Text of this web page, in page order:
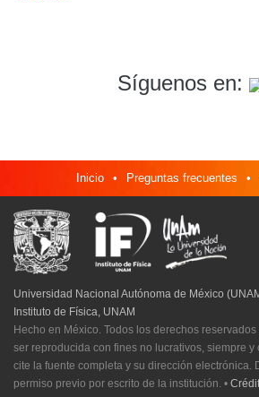
Síguenos en:
Inicio • Preguntas frecuentes •
Universidad Nacional Autónoma de México
Instituto de Física, UNAM
Hecho en México. Todos los derechos
ser reproducida con fines no lucrativos, siempre y
cite la fuente completa y su dirección electrónica.
permiso previo por escrito de la institución. •